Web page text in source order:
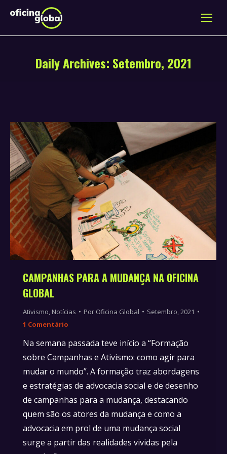
Daily Archives: Setembro, 2021
CAMPANHAS PARA A MUDANÇA NA OFICINA
GLOBAL
Ativismo, Notícias Por Oficina Global
Setembro, 2021
1 Comentário
Na semana passada teve início a “Formação
sobre Campanhas e Ativismo: como agir para
mudar o mundo”. A formação traz abordagens
e estratégias de advocacia social e de desenho
de campanhas para a mudança, destacando
quem são os atores da mudança e como a
advocacia em prol de uma mudança social
surge a partir das realidades vividas pela